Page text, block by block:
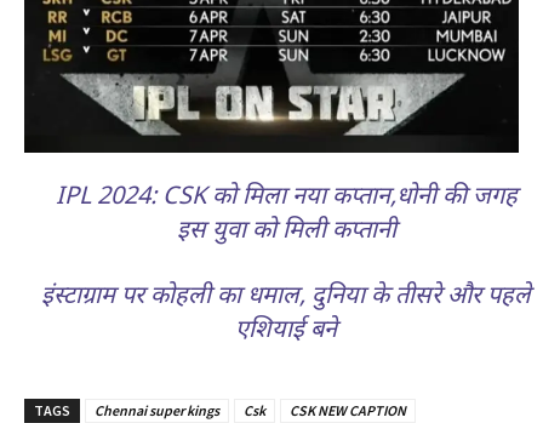
IPL 2024: CSK को मिला नया कप्तान,धोनी की जगह
इस युवा को मिली कप्तानी
इंस्टाग्राम पर कोहली का धमाल, दुनिया के तीसरे और पहले
एशियाई बने
TAGS Chennai super kings Csk
CSK NEW CAPTION